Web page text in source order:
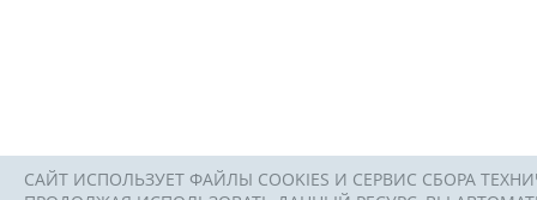
САЙТ ИСПОЛЬЗУЕТ ФАЙЛЫ COOKIES И СЕРВИС СБОРА